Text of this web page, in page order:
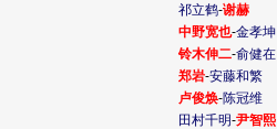
祁立鹤-谢赫
中野宽也-金孝坤
铃木伸二-俞健在
郑岩-安藤和繁
卢俊焕-陈冠维
田村千明-尹智熙